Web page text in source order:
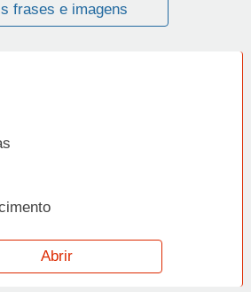
frases e imagens
Abrir